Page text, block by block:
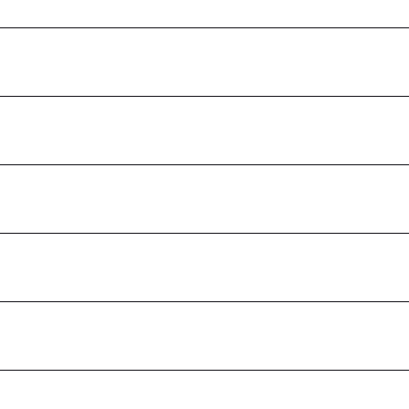
Basilicata
Molise
Bezirk Marijampolė
Northern Region
Woiwodschaft Masowien